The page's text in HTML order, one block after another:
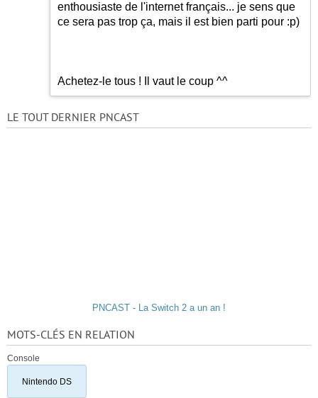
enthousiaste de l'internet français... je sens que
ce sera pas trop ça, mais il est bien parti pour :p)
Achetez-le tous ! Il vaut le coup ^^
LE TOUT DERNIER PNCAST
PNCAST - La Switch 2 a un an !
MOTS-CLÉS EN RELATION
Console
Nintendo DS